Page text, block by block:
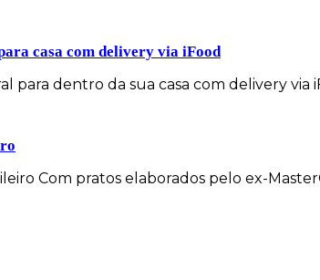
casa com delivery via iFood
para dentro da sua casa com delivery via
Com pratos elaborados pelo ex-